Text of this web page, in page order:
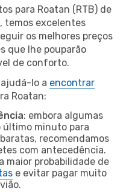
para Roatan (RTB) de
temos excelentes
os melhores preços
que lhe pouparão
de conforto.
lo a encontrar
Roatan:
: embora algumas
último minuto para
recomendamos
com antecedência.
maior probabilidade de
e evitar pagar muito